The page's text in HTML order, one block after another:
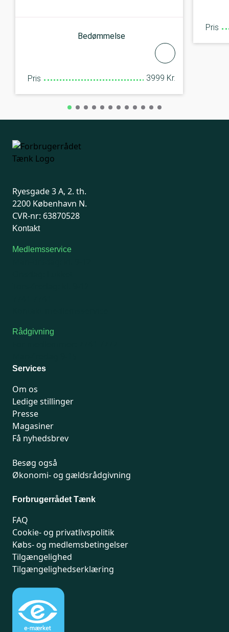
Bedømmelse
Pris 3999 Kr.
Pris
Ryesgade 3 A, 2. th.
2200 København N.
CVR-nr: 63870528
Kontakt
Medlemsservice
Rådgivning
Services
Om os
Ledige stillinger
Presse
Magasiner
Få nyhedsbrev
Besøg også
Økonomi- og gældsrådgivning
Forbrugerrådet Tænk
FAQ
Cookie- og privatlivspolitik
Købs- og medlemsbetingelser
Tilgængelighed
Tilgængelighedserklæring